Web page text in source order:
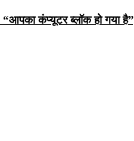
कंप्यूटर ब्लॉक हो गया